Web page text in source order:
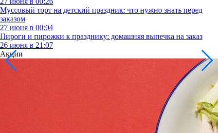
Муссовый торт на детский праздник: что нужно знать перед
заказом
27 июня в 00:04
Пироги и пирожки к празднику: домашняя выпечка на заказ
26 июня в 21:07
Акции